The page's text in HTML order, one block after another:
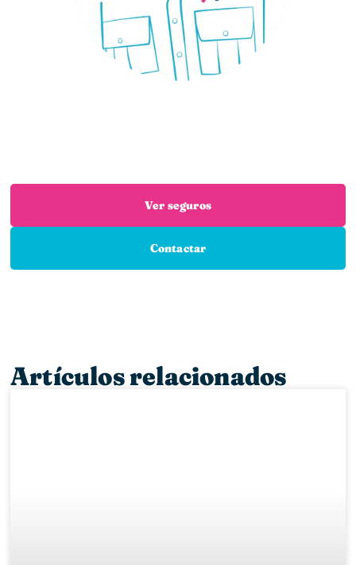
¿Necesitas un seguro?
Ver seguros
Contactar
Artículos relacionados